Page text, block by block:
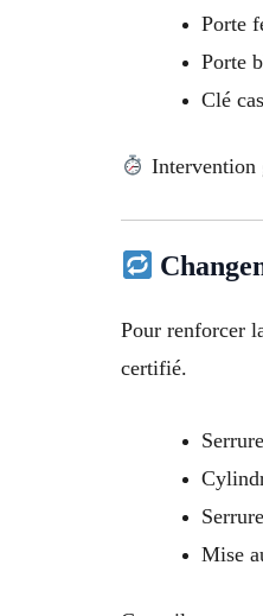
Porte
Porte
Clé
Intervention
Pour renforcer
certifié.
Mise